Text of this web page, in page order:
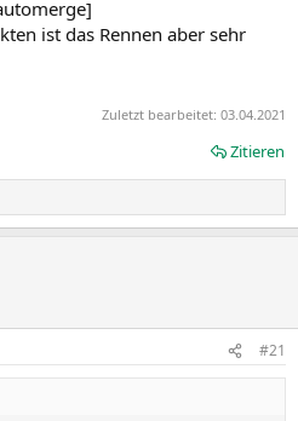
ist das Rennen aber sehr
Zuletzt bearbeitet: 03.04.2021
Zitieren
#21